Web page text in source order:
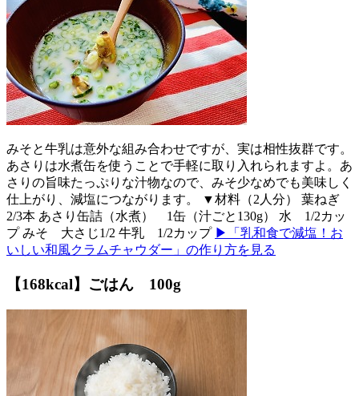
みそと牛乳は意外な組み合わせですが、実は相性抜群です。
あさりは水煮缶を使うことで手軽に取り入れられますよ。あ
さりの旨味たっぷりな汁物なので、みそ少なめでも美味しく
仕上がり、減塩につながります。 ▼材料（2人分） 葉ねぎ
2/3本 あさり缶詰（水煮） 1缶（汁ごと130g） 水 1/2カッ
プ みそ 大さじ1/2 牛乳 1/2カップ ▶「乳和食で減塩！お
いしい和風クラムチャウダー」の作り方を見る
【168kcal】ごはん 100g